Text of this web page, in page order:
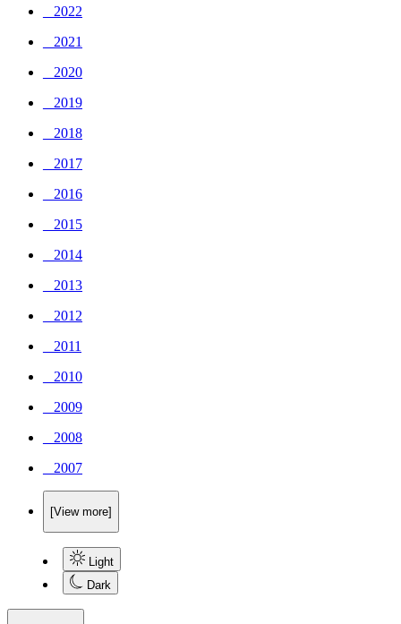
_ 2022
_ 2021
_ 2020
_ 2019
_ 2018
_ 2017
_ 2016
_ 2015
_ 2014
_ 2013
_ 2012
_ 2011
_ 2010
_ 2009
_ 2008
_ 2007
[View more]
Light
Dark